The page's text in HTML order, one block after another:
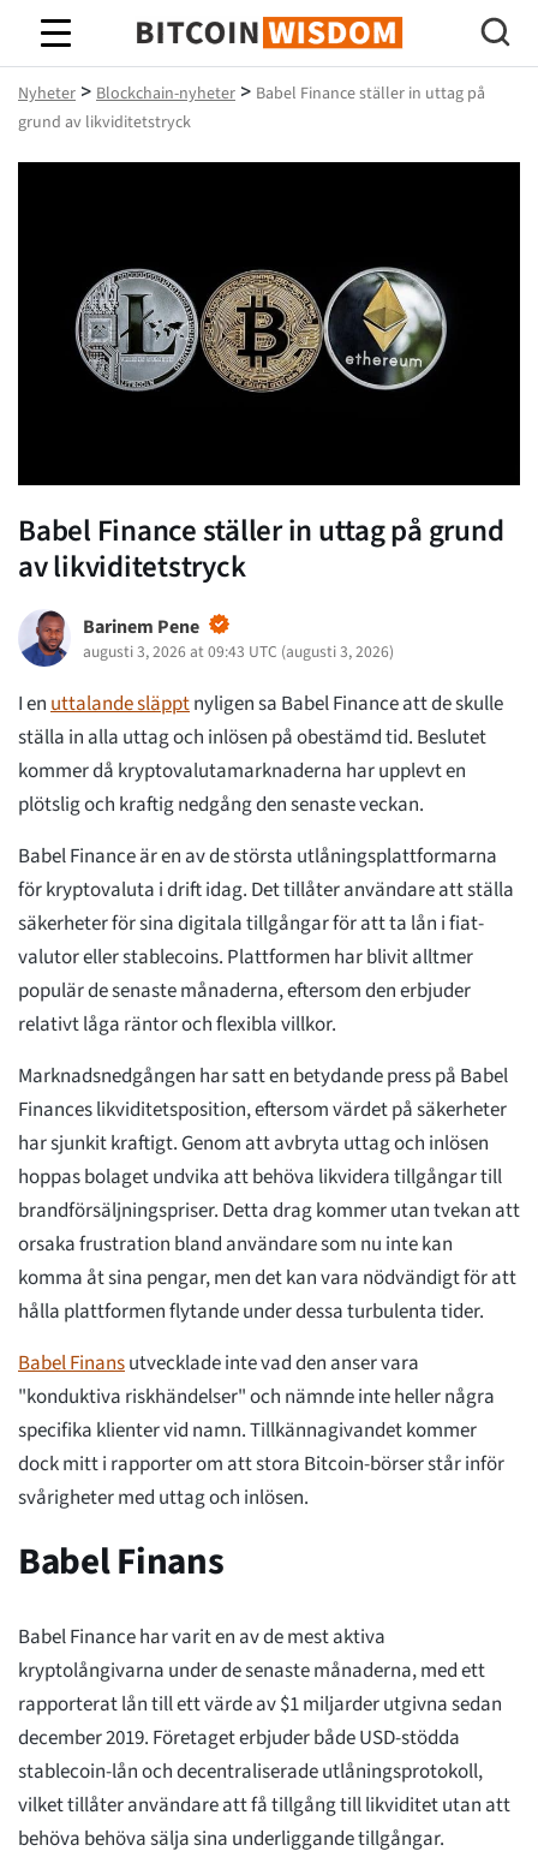
Bitcoin Wisdom
Nyheter > Blockchain-nyheter > Babel Finance ställer in uttag på
grund av likviditetstryck
Babel Finance ställer in uttag på grund
av likviditetstryck
Barinem Pene
augusti 3, 2026 at 09:43 UTC (augusti 3, 2026)
I enuttalande släpptnyligen sa Babel Finance att de skulle
ställa in alla uttag och inlösen på obestämd tid. Beslutet
kommer då kryptovalutamarknaderna har upplevt en
plötslig och kraftig nedgång den senaste veckan.
Babel Finance är en av de största utlåningsplattformarna
för kryptovaluta i drift idag. Det tillåter användare att ställa
säkerheter för sina digitala tillgångar för att ta lån i fiat-
valutor eller stablecoins. Plattformen har blivit alltmer
populär de senaste månaderna, eftersom den erbjuder
relativt låga räntor och flexibla villkor.
Marknadsnedgången har satt en betydande press på Babel
Finances likviditetsposition, eftersom värdet på säkerheter
har sjunkit kraftigt. Genom att avbryta uttag och inlösen
hoppas bolaget undvika att behöva likvidera tillgångar till
brandförsäljningspriser. Detta drag kommer utan tvekan att
orsaka frustration bland användare som nu inte kan
komma åt sina pengar, men det kan vara nödvändigt för att
hålla plattformen flytande under dessa turbulenta tider.
Babel Finansutvecklade inte vad den anser vara
"konduktiva riskhändelser" och nämnde inte heller några
specifika klienter vid namn. Tillkännagivandet kommer
dock mitt i rapporter om att stora Bitcoin-börser står inför
svårigheter med uttag och inlösen.
Babel Finans
Babel Finance har varit en av de mest aktiva
kryptolångivarna under de senaste månaderna, med ett
rapporterat lån till ett värde av $1 miljarder utgivna sedan
december 2019. Företaget erbjuder både USD-stödda
stablecoin-lån och decentraliserade utlåningsprotokoll,
vilket tillåter användare att få tillgång till likviditet utan att
behöva behöva sälja sina underliggande tillgångar.